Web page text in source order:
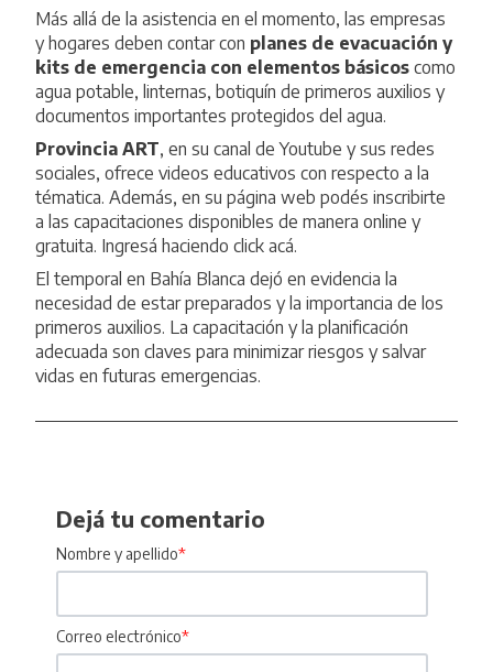
Más allá de la asistencia en el momento, las empresas
y hogares deben contar con planes de evacuación y
kits de emergencia con elementos básicos como
agua potable, linternas, botiquín de primeros auxilios y
documentos importantes protegidos del agua.
Provincia ART, en su canal deYoutube y sus redes
sociales, ofrece videos educativos con respecto a la
tématica. Además, en su página web podés inscribirte
a las capacitaciones disponibles de manera online y
gratuita. Ingresá haciendo click acá.
El temporal en Bahía Blanca dejó en evidencia la
necesidad de estar preparados y la importancia de los
primeros auxilios. La capacitación y la planificación
adecuada son claves para minimizar riesgos y salvar
vidas en futuras emergencias.
Dejá tu comentario
Nombre y apellido*
Correo electrónico*